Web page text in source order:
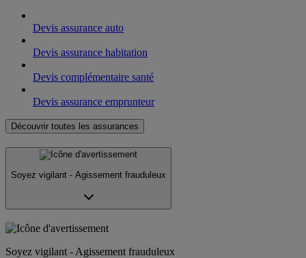
Devis assurance auto
Devis assurance habitation
Devis complémentaire santé
Devis assurance emprunteur
Découvrir toutes les assurances
Soyez vigilant - Agissement frauduleux
Soyez vigilant - Agissement frauduleux